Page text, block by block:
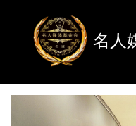
名人